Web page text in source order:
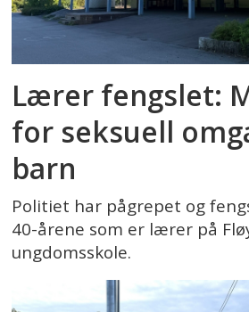
Lærer fengslet:
for seksuell
barn
Politiet har pågrepet og
40-årene som er lærer på
ungdomsskole.